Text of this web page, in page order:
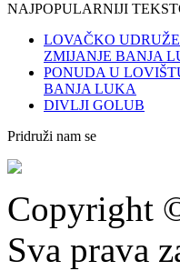
NAJPOPULARNIJI
LOVAČKO
ZMIJANJE BANJA
PONUDA U
BANJA LUKA
DIVLJI GOLUB
Pridruži nam se
Copyright
Sva prava